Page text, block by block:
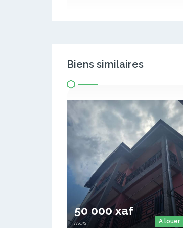
Biens similaires
A louer
50 000 xaf
mois